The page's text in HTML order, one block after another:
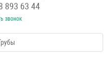
893 63 44
звонок